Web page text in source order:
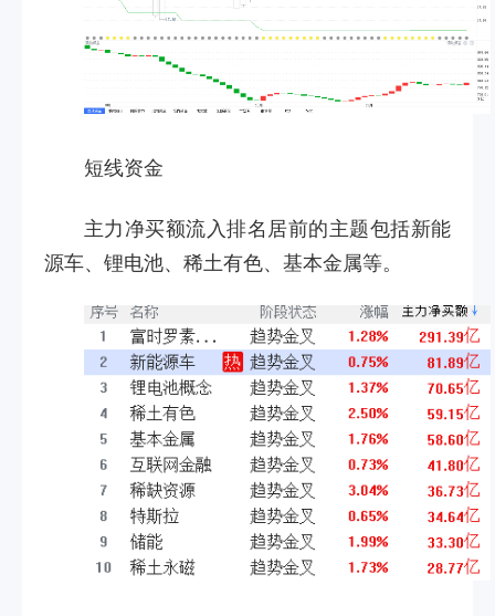
短线资金
主力净买额流入排名居前的主题包括新能
源车、锂电池、稀土有色、基本金属等。